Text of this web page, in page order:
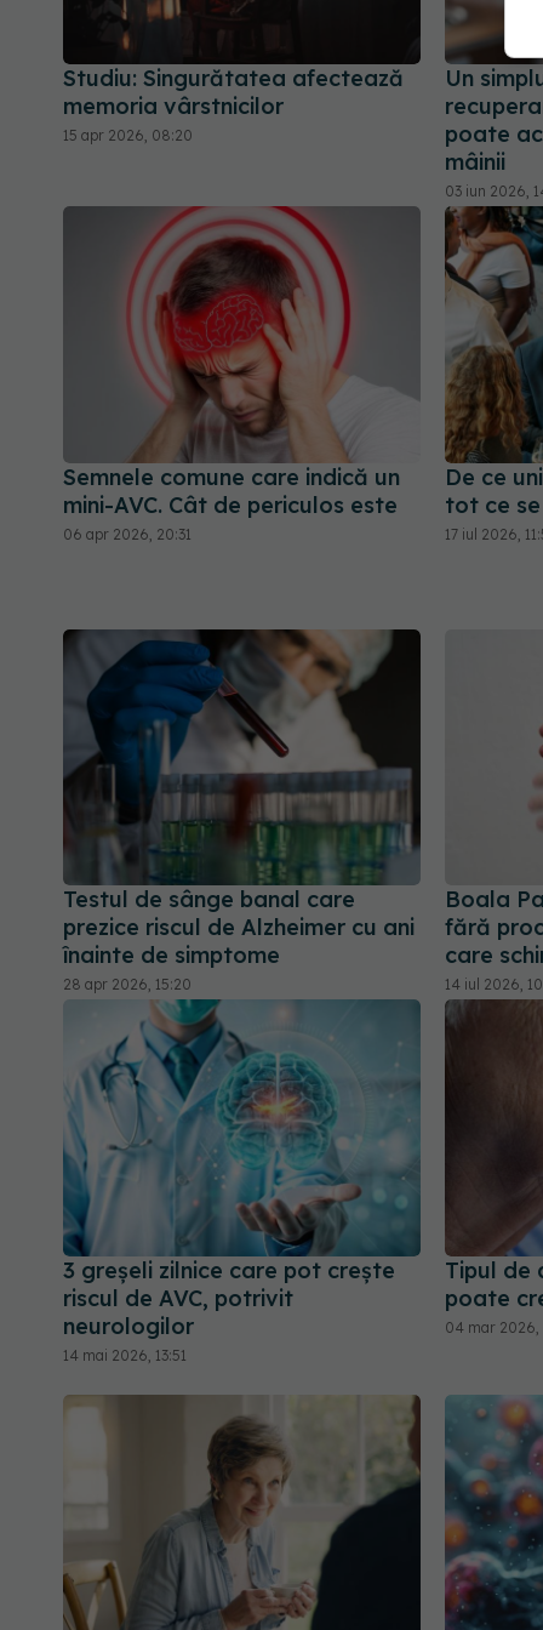
Studiu: Singurătatea afectează
memoria vârstnicilor
15 apr 2026, 08:20
Un
poate
mâinii
03 iun 2026,
Semnele comune care indică un
mini-AVC. Cât de periculos este
06 apr 2026, 20:31
De ce
tot ce
17 iul 2026,
Testul de sânge banal care
prezice riscul de Alzheimer cu ani
înainte de simptome
28 apr 2026, 15:20
Boala
fără
care
14 iul 2026,
3 greșeli zilnice care pot crește
riscul de AVC, potrivit
neurologilor
14 mai 2026, 13:51
Tipul de
poate
04 mar 2026,